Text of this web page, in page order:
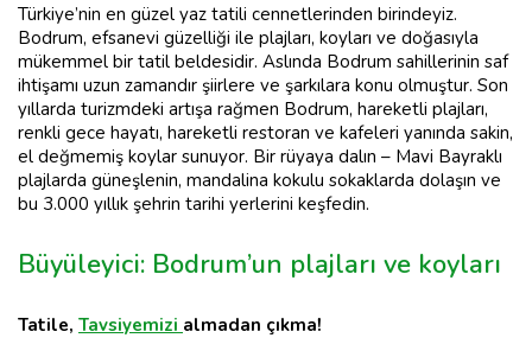
Türkiye’nin en güzel yaz tatili cennetlerinden birindeyiz.
Bodrum, efsanevi güzelliği ile plajları, koyları ve doğasıyla
mükemmel bir tatil beldesidir. Aslında Bodrum sahillerinin saf
ihtişamı uzun zamandır şiirlere ve şarkılara konu olmuştur. Son
yıllarda turizmdeki artışa rağmen Bodrum, hareketli plajları,
renkli gece hayatı, hareketli restoran ve kafeleri yanında sakin,
el değmemiş koylar sunuyor. Bir rüyaya dalın – Mavi Bayraklı
plajlarda güneşlenin, mandalina kokulu sokaklarda dolaşın ve
bu 3.000 yıllık şehrin tarihi yerlerini keşfedin.
Büyüleyici: Bodrum’un plajları ve koyları
Tatile, Tavsiyemizi almadan çıkma!